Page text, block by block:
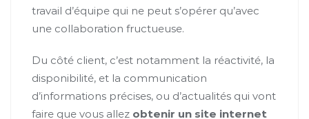
travail d’équipe qui ne peut s’opérer qu’avec
une collaboration fructueuse.
Du côté client, c’est notamment la réactivité, la
disponibilité, et la communication
d’informations précises, ou d’actualités qui vont
faire que vous allez obtenir un site internet